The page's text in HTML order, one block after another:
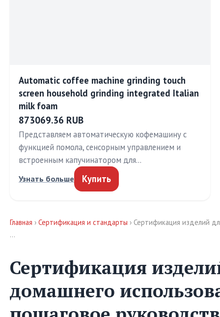
Automatic coffee machine grinding touch
screen household grinding integrated Italian
milk foam
873069.36 RUB
Представляем автоматическую кофемашину с
функцией помола, сенсорным управлением и
встроенным капучинатором для…
Узнать больше Купить
Главная › Сертификация и стандарты › Сертификация изделий
…
Сертификация
домашнего